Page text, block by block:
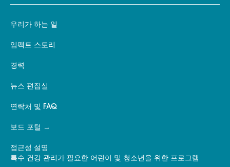
우리가 하는 일
임팩트 스토리
경력
뉴스 편집실
연락처 및 FAQ
보드 포털
접근성 설명
특수 건강 관리가 필요한 어린이 및 청소년을 위한 프로그램